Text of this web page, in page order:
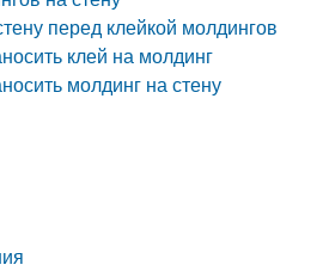
перед клейкой молдингов
клей на молдинг
молдинг на стену